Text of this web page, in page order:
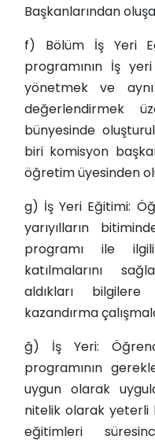
Başkanlarından
f) Bölüm İş Yeri
programının İş
yönetmek ve
değerlendirmek
bünyesinde
biri komisyon
öğretim üyesinden
g) İş Yeri Eğitimi:
yarıyılların
programı ile
katılmalarını
aldıkları
kazandırma
ğ) İş Yeri:
programının
uygun olarak
nitelik olarak yeterli
eğitimleri